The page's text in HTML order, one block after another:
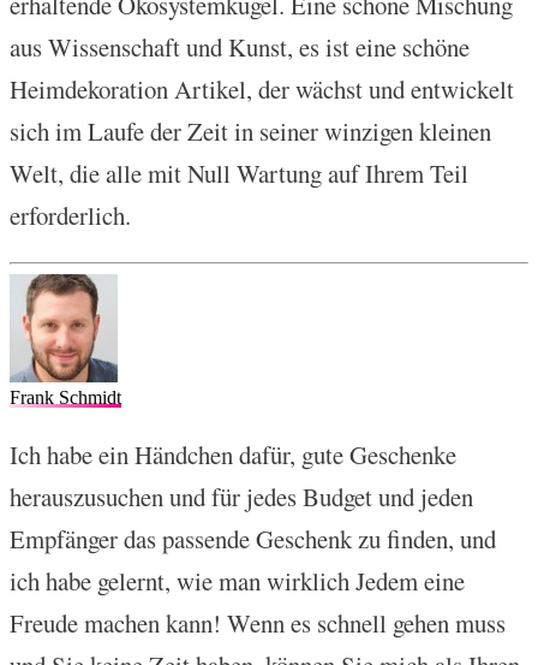
aus Wissenschaft und Kunst, es ist eine schöne
Heimdekoration Artikel, der wächst und entwickelt
sich im Laufe der Zeit in seiner winzigen kleinen
Welt, die alle mit Null Wartung auf Ihrem Teil
erforderlich.
Frank Schmidt
Ich habe ein Händchen dafür, gute Geschenke
herauszusuchen und für jedes Budget und jeden
Empfänger das passende Geschenk zu finden, und
ich habe gelernt, wie man wirklich Jedem eine
Freude machen kann! Wenn es schnell gehen muss